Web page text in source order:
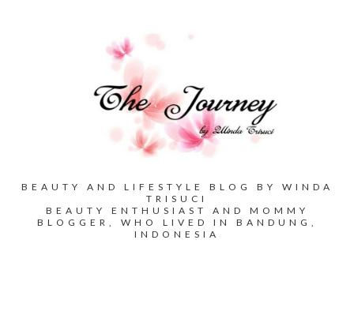
BEAUTY AND LIFESTYLE BLOG BY WINDA
TRISUCI
BEAUTY ENTHUSIAST AND MOMMY
BLOGGER, WHO LIVED IN BANDUNG,
INDONESIA